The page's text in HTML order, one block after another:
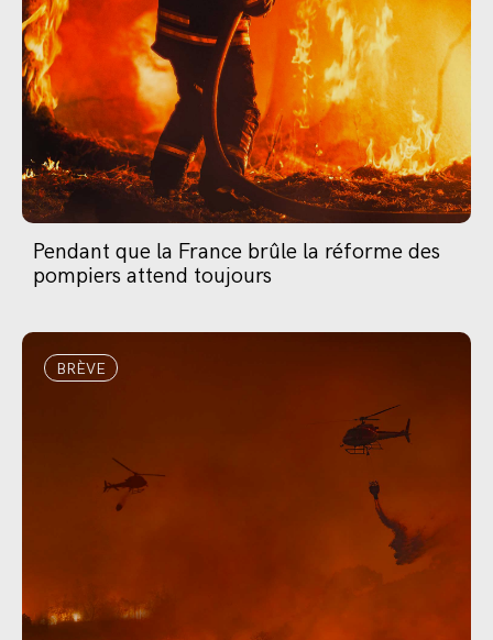
Pendant que la France brûle la réforme des
pompiers attend toujours
BRÈVE